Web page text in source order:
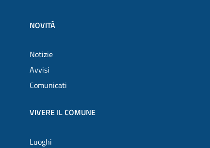
NOVITÀ
Notizie
Avvisi
Comunicati
VIVERE IL COMUNE
Luoghi